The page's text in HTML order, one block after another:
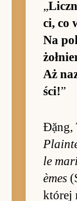
„
ci, co
Na
Aż
ści!”
Đặng,
le
èmes
której